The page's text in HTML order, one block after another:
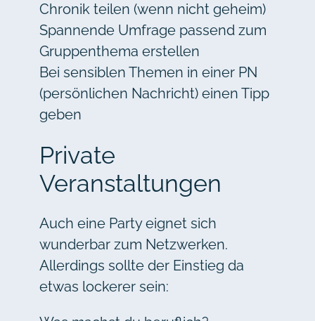
Chronik teilen (wenn nicht geheim)
Spannende Umfrage passend zum
Gruppenthema erstellen
Bei sensiblen Themen in einer PN
(persönlichen Nachricht) einen Tipp
geben
Private
Veranstaltungen
Auch eine Party eignet sich
wunderbar zum Netzwerken.
Allerdings sollte der Einstieg da
etwas lockerer sein: